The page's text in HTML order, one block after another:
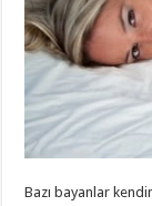
Bazı bayanlar